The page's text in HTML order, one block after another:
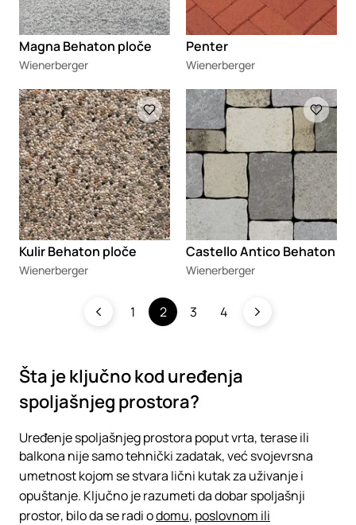
Magna Behaton ploče
Wienerberger
Penter
Wienerberger
Loading
Kulir Behaton ploče
Wienerberger
Loading
Castello Antico Behaton
Wienerberger
1 2 3 4
Šta je ključno kod uređenja
spoljašnjeg prostora?
Uređenje spoljašnjeg prostora poput vrta, terase ili
balkona nije samo tehnički zadatak, već svojevrsna
umetnost kojom se stvara lični kutak za uživanje i
opuštanje. Ključno je razumeti da dobar spoljašnji
prostor, bilo da se radi odomu, poslovnom ili